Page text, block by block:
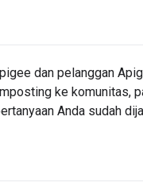
dan pelanggan
ke komunitas,
Anda sudah